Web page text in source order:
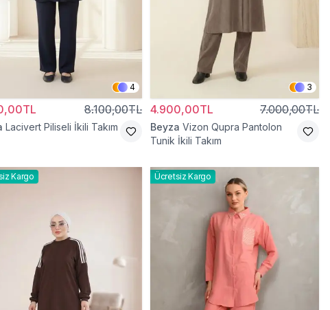
4
8.100,00TL
Lacivert Piliseli İkili Takım
3
4.900,00TL 7.000,00TL
Beyza Vizon Qupra Pantolon
Tunik İkili Takım
Kargo Ücretsiz Kargo